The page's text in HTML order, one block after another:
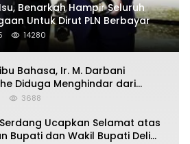
Benarkah Hampir Seluruh
Untuk Dirut PLN Berbayar
14280
Bahasa, Ir. M. Darbani
Diduga Menghindar dari
Politik
3688
Serdang Ucapkan Selamat atas
Bupati dan Wakil Bupati Deli